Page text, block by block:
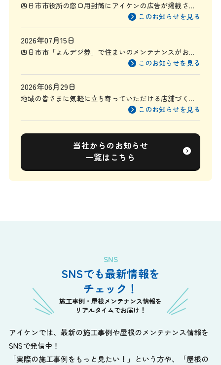
四日市市役所の窓口用封筒にアイケンの広告が掲載され
このお知らせを見る
2026年07月15日
四日市市「よんデジ券」で住まいのメンテナンスがお得
このお知らせを見る
2026年06月29日
地域の皆さまに気軽に立ち寄っていただける店舗づくり
このお知らせを見る
当社からのお知らせ
一覧はこちら
SNS
SNSでも最新情報を
チェック！
施工事例・屋根メンテナンス情報を
リアルタイムでお届け！
アイケンでは、最新の施工事例や屋根のメンテナンス情報を
SNSで発信中！
「実際の施工事例をもっと見たい！」という方や、
「屋根の